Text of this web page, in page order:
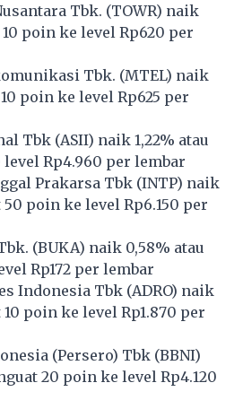
Tbk. (TOWR) naik
poin ke level Rp620 per
Tbk. (MTEL) naik
poin ke level Rp625 per
Tbk (ASII) naik 1,22% atau
Rp4.960 per lembar
Prakarsa Tbk (INTP) naik
poin ke level Rp6.150 per
(BUKA) naik 0,58% atau
Rp172 per lembar
Indonesia Tbk (ADRO) naik
poin ke level Rp1.870 per
(Persero) Tbk (BBNI)
20 poin ke level Rp4.120